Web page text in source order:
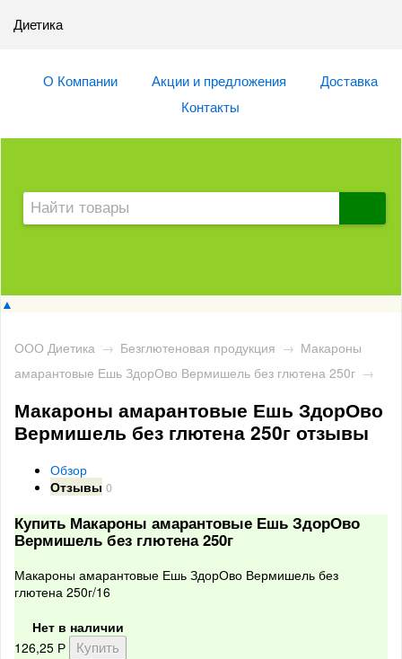
Диетика
О Компании Акции и предложения
Доставка
Контакты
▲
ООО Диетика → Безглютеновая продукция → Макароны
амарантовые Ешь ЗдорОво Вермишель без глютена 250г →
Макароны амарантовые Ешь ЗдорОво
Вермишель без глютена 250г отзывы
Обзор
Отзывы 0
Купить Макароны амарантовые Ешь ЗдорОво
Вермишель без глютена 250г
Макароны амарантовые Ешь ЗдорОво Вермишель без
глютена 250г/16
Нет в наличии
126,25 Р